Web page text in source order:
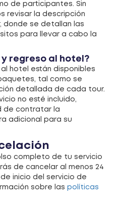
de participantes. Sin
revisar la descripción
se detallan las
para llevar a cabo la
regreso al hotel?
hotel están disponibles
tal como se
detallada de cada tour.
no esté incluido,
de contratar la
adicional para su
completo de tu servicio
de cancelar al menos 24
inicio del servicio de
sobre las políticas